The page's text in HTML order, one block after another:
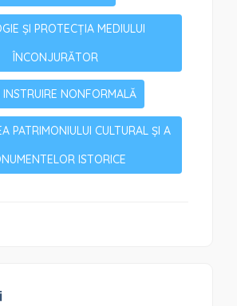
ȘI PROTECȚIA MEDIULUI
ÎNCONJURĂTOR
INSTRUIRE NONFORMALĂ
PATRIMONIULUI CULTURAL ȘI A
ISTORICE